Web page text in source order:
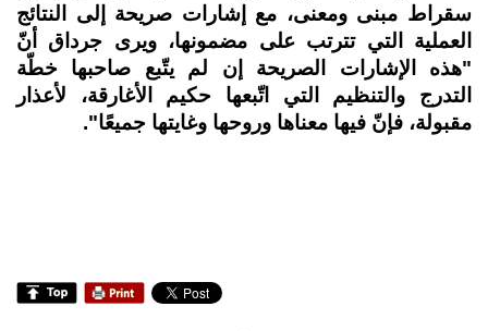
سقراط مبنى ومعنى، مع إشارات صريحة إلى النتائج
العملية التي تترتب على مضمونها، ويرى جرداق أنّ
"هذه الإشارات الصريحة إن لم يتّبع صاحبها خطّة
التدرج والتنظيم التي اتّبعها حكيم الأغارقة، لأعذار
مقبولة، فإنّ فيها معناها وروحها وغايتها جميعًا".